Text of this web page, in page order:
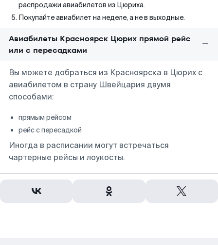
распродажи авиабилетов из Цюриха.
Покупайте авиабилет на неделе, а не в выходные.
Авиабилеты Красноярск Цюрих прямой рейс
или с пересадками
Вы можете добраться из Красноярска в Цюрих с
авиабилетом в страну Швейцария двумя
способами:
прямым рейсом
рейс с пересадкой
Иногда в расписании могут встречаться
чартерные рейсы и лоукосты.